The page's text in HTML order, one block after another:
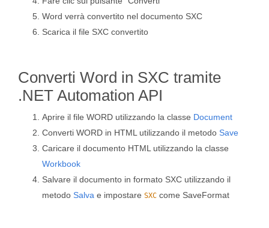
Word verrà convertito nel documento SXC
Scarica il file SXC convertito
Converti Word in SXC tramite
.NET Automation API
Aprire il file WORD utilizzando la classe Document
Converti WORD in HTML utilizzando il metodo Save
Caricare il documento HTML utilizzando la classe
Workbook
Salvare il documento in formato SXC utilizzando il
metodo Salva e impostare SXC come SaveFormat